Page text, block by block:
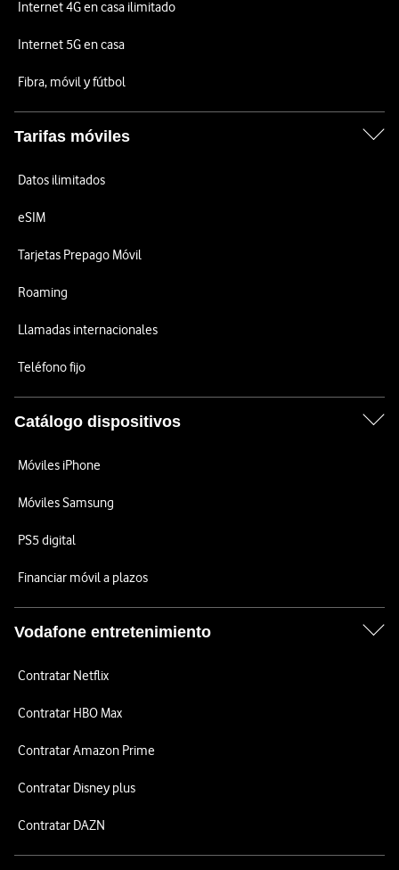
Internet 4G en casa ilimitado
Internet 5G en casa
Fibra, móvil y fútbol
Tarifas móviles
Datos ilimitados
eSIM
Tarjetas Prepago Móvil
Roaming
Llamadas internacionales
Teléfono fijo
Catálogo dispositivos
Móviles iPhone
Móviles Samsung
PS5 digital
Financiar móvil a plazos
Vodafone entretenimiento
Contratar Netflix
Contratar HBO Max
Contratar Amazon Prime
Contratar Disney plus
Contratar DAZN